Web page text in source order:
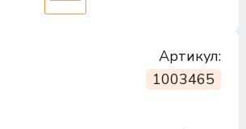
Артикул:
1003465